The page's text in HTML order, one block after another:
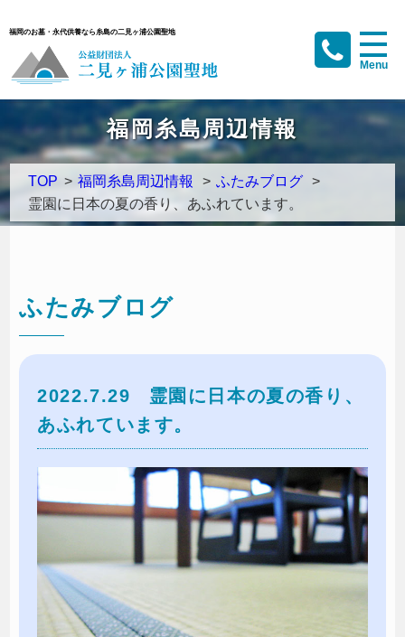
福岡のお墓・永代供養なら糸島の二見ヶ浦公園聖地
福岡糸島周辺情報
TOP > 福岡糸島周辺情報 > ふたみブログ
>
霊園に日本の夏の香り、あふれています。
ふたみブログ
2022.7.29
霊園に日本の夏の香り、
あふれています。